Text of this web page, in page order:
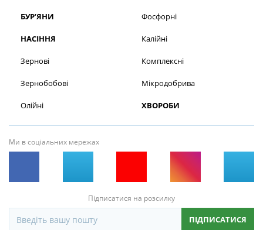
БУР’ЯНИ
НАСІННЯ
Зернові
Зернобобові
Олійні
Фосфорні
Калійні
Комплексні
Мікродобрива
ХВОРОБИ
Ми в соціальних мережах
Підписатися на розсилку
ПІДПИСАТИСЯ